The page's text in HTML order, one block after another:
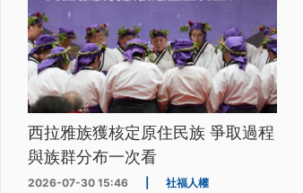
西拉雅族獲核定原住民族 爭取過程
與族群分布一次看
2026-07-30 15:46 社福人權